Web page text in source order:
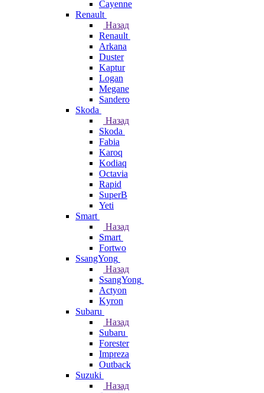
Cayenne
Renault
Назад
Renault
Arkana
Duster
Kaptur
Logan
Megane
Sandero
Skoda
Назад
Skoda
Fabia
Karoq
Kodiaq
Octavia
Rapid
SuperB
Yeti
Smart
Назад
Smart
Fortwo
SsangYong
Назад
SsangYong
Actyon
Kyron
Subaru
Назад
Subaru
Forester
Impreza
Outback
Suzuki
Назад